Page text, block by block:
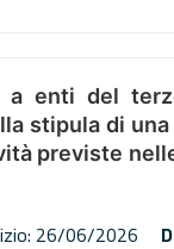
a enti del
stipula di
previste
26/06/2026